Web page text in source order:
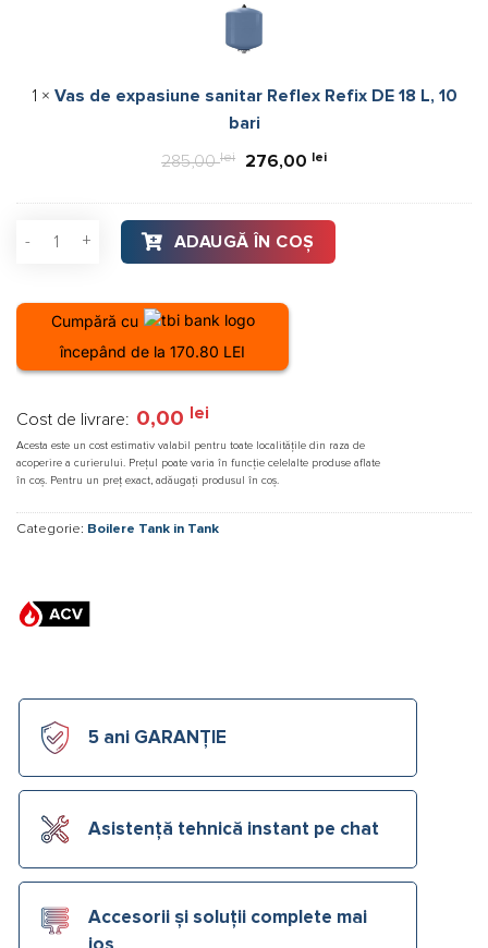
Reflex
DE
18
L,
bari
1 × Vas de expasiune sanitar Reflex Refix DE 18 L, 10
bari
285,00lei
Prețul
fost:
285,00 lei.
276,00 leiPrețul
Cantitate Boiler tank-in-tank ACV Comfort-E 160, otel
ADAUGĂ ÎN COȘ
Cumpără cu
începând de la 170.80 LEI
Cost de livrare: 0,00 lei
Acesta este un cost estimativ valabil pentru toate localitățile din raza de
acoperire a curierului. Prețul poate varia în funcție celelalte produse aflate
în coș. Pentru un preț exact, adăugați produsul în coș.
Categorie: Boilere Tank in Tank
5 ani GARANȚIE
Asistență tehnică instant pe chat
Accesorii și soluții complete mai